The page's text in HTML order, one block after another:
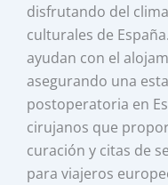
disfrutando del
culturales de
ayudan con el
asegurando una
postoperatoria en
cirujanos que
curación y citas de
para viajeros